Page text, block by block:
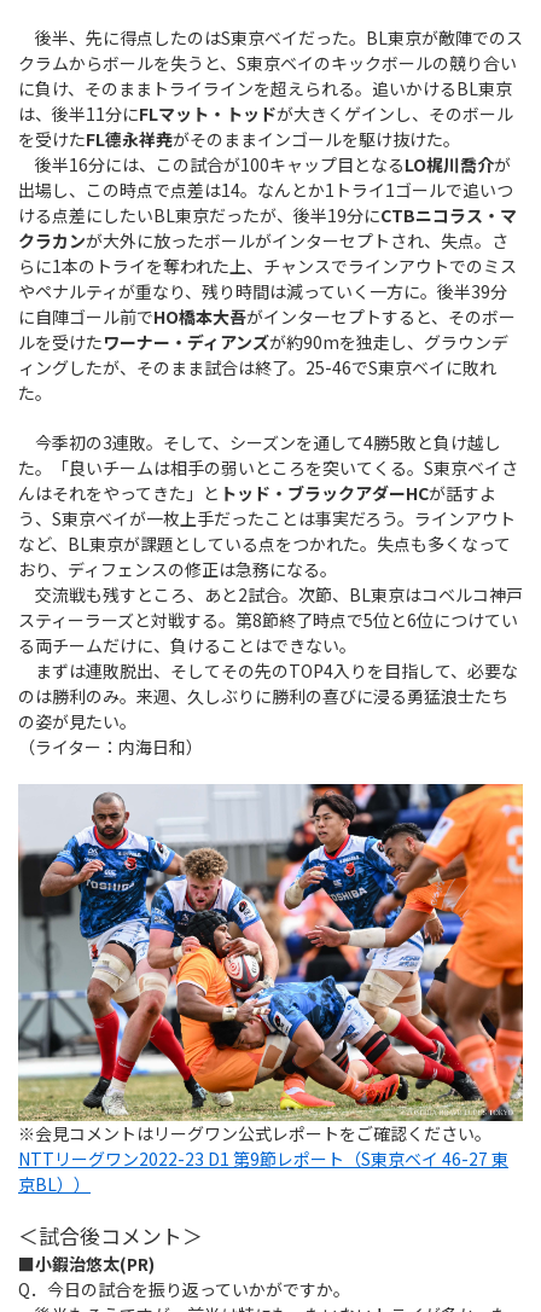
後半、先に得点したのはS東京ベイだった。BL東京が敵陣でのス
クラムからボールを失うと、S東京ベイのキックボールの競り合い
に負け、そのままトライラインを超えられる。追いかけるBL東京
は、後半11分にFLマット・トッドが大きくゲインし、そのボール
を受けたFL德永祥尭がそのままインゴールを駆け抜けた。
後半16分には、この試合が100キャップ目となるLO梶川喬介が
出場し、この時点で点差は14。なんとか1トライ1ゴールで追いつ
ける点差にしたいBL東京だったが、後半19分にCTBニコラス・マ
クラカンが大外に放ったボールがインターセプトされ、失点。さ
らに1本のトライを奪われた上、チャンスでラインアウトでのミス
やペナルティが重なり、残り時間は減っていく一方に。後半39分
に自陣ゴール前でHO橋本大吾がインターセプトすると、そのボー
ルを受けたワーナー・ディアンズが約90mを独走し、グラウンデ
ィングしたが、そのまま試合は終了。25-46でS東京ベイに敗れ
た。
今季初の3連敗。そして、シーズンを通して4勝5敗と負け越し
た。「良いチームは相手の弱いところを突いてくる。S東京ベイさ
んはそれをやってきた」と トッド・ブラックアダーHCが話すよ
う、S東京ベイが一枚上手だったことは事実だろう。ラインアウト
など、BL東京が課題としている点をつかれた。失点も多くなって
おり、ディフェンスの修正は急務になる。
交流戦も残すところ、あと2試合。次節、BL東京はコベルコ神戸
スティーラーズと対戦する。第8節終了時点で5位と6位につけてい
る両チームだけに、負けることはできない。
まずは連敗脱出、そしてその先のTOP4入りを目指して、必要な
のは勝利のみ。来週、久しぶりに勝利の喜びに浸る勇猛浪士たち
の姿が見たい。
（ライター：内海日和）
※会見コメントはリーグワン公式レポートをご確認ください。
NTTリーグワン2022-23 D1 第9節レポート（S東京ベイ 46-27 東
京BL））
＜試合後コメント＞
■小鍜治悠太(PR)
Q．今日の試合を振り返っていかがですか。